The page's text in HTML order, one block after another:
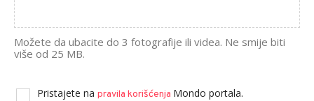
Možete da ubacite do 3 fotografije ili videa. Ne smije biti
više od 25 MB.
Pristajete na pravila korišćenja Mondo portala.